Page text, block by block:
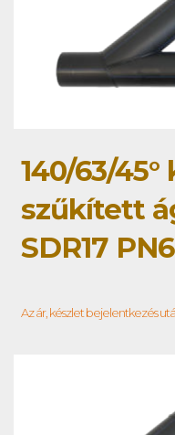
140/63/
szűkített
SDR17 PN6
Az ár, készlet bejelentkezés